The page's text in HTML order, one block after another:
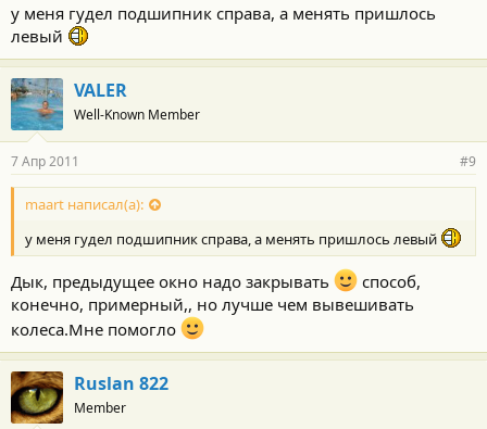
у меня гудел подшипник справа, а менять пришлось
левый
VALER
Well-Known Member
7 Апр 2011 #9
maart написал(а):
у меня гудел подшипник справа, а менять пришлось левый
Дык, предыдущее окно надо закрывать
способ,
конечно, примерный,, но лучше чем вывешивать
колеса.Мне помогло
Ruslan 822
Member